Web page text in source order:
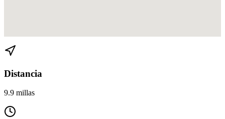
Distancia
9.9 millas